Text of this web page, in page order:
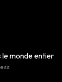
le monde entier